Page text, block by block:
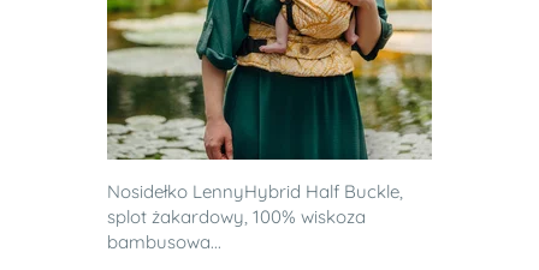
Nosidełko LennyHybrid Half Buckle,
splot żakardowy, 100% wiskoza
bambusowa...